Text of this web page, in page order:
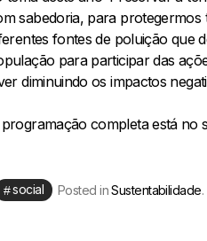
sabedoria, para protegermos
fontes de poluição que
para participar das
diminuindo os impactos
completa está no
social Posted inSustentabilidade.